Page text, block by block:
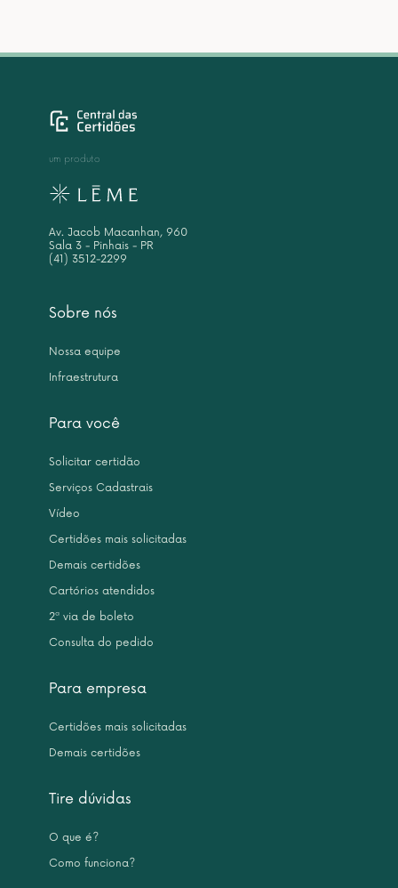
Sobre nós
Nossa equipe
Infraestrutura
Para você
Solicitar certidão
Serviços Cadastrais
Vídeo
Certidões mais solicitadas
Demais certidões
Cartórios atendidos
2ª via de boleto
Consulta do pedido
Para empresa
Certidões mais solicitadas
Demais certidões
Tire dúvidas
O que é?
Como funciona?
um produto
Av. Jacob Macanhan, 960
Sala 3 - Pinhais - PR
(41) 3512-2299